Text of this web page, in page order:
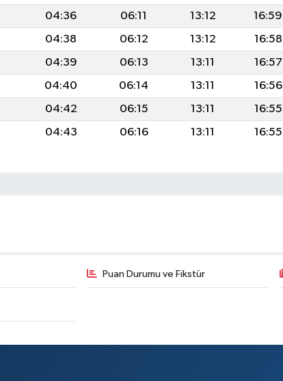
04:36 06:11 13:12 16:59
04:38 06:12 13:12 16:58
04:39 06:13 13:11 16:57
04:40 06:14 13:11 16:56
04:42 06:15 13:11 16:55
04:43 06:16 13:11 16:55
Puan Durumu ve Fikstür